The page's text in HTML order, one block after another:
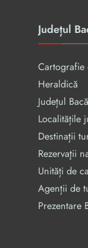
Județul
Cartografie
Heraldică
Județul
Localitățile
Destinații
Rezervaţii
Unități de
Agenții de
Prezentare